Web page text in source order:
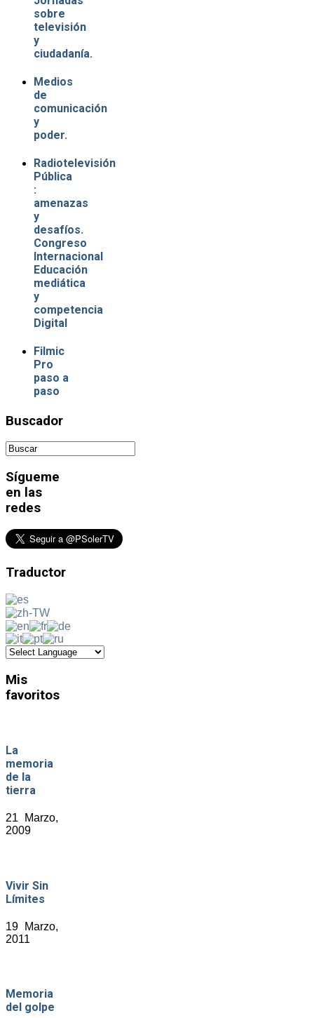
sobre
televisión
y
ciudadanía.
Medios
de
comunicación
y
poder.
Radiotelevisión
Pública
:
amenazas
y
desafíos.
Congreso
Internacional
Educación
mediática
y
competencia
Digital
Filmic
Pro
paso a
paso
Buscador
Sígueme
en las
redes
Traductor
Mis
favoritos
La
memoria
de la
tierra
21 Marzo,
2009
Vivir Sin
Límites
19 Marzo,
2011
Memoria
del golpe